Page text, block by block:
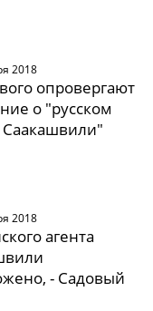
2018
опровергают
о "русском
Саакашвили"
2018
агента
- Садовый